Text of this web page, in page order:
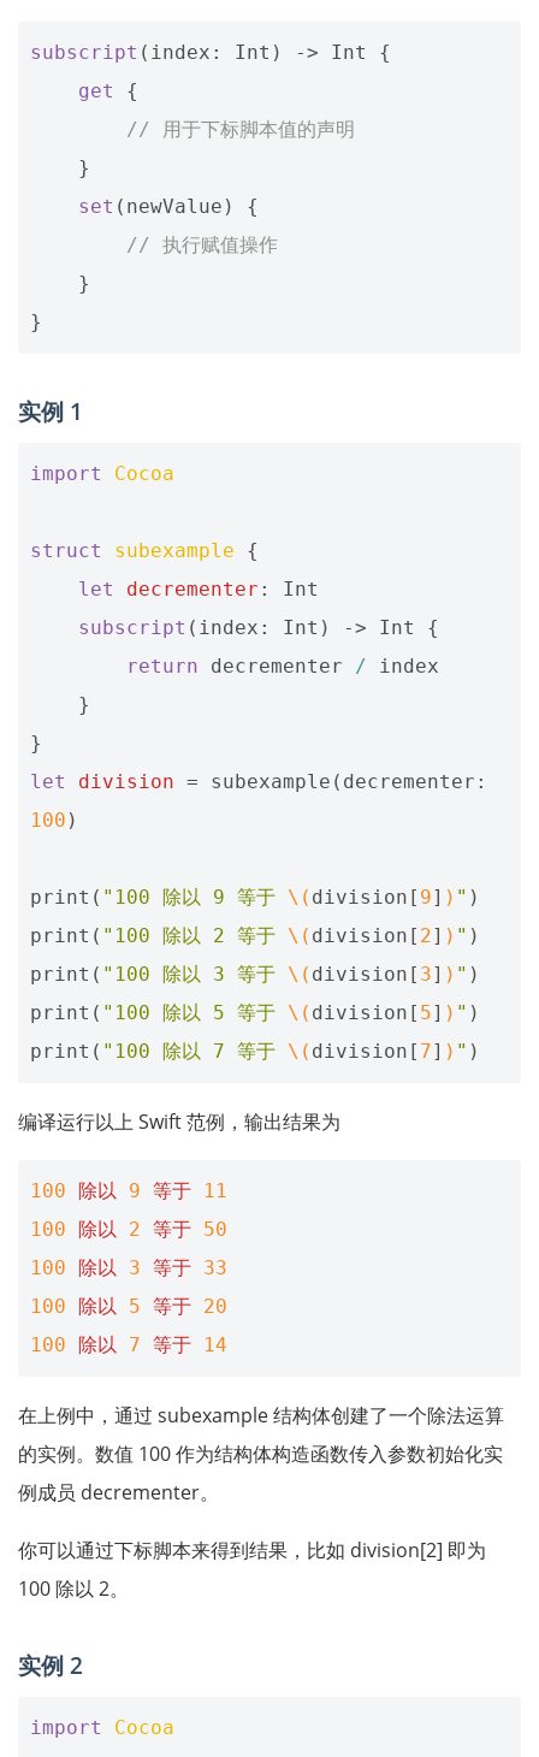
subscript ( index : Int ) -> Int
{
get
{
// 用于下标脚本值的声明
}
set ( newValue )
{
// 执行赋值操作
}
}
实例 1
import Cocoa
struct subexample
{
let
decrementer :
Int
subscript ( index : Int ) -> Int
{
return
decrementer /
index
}
}
let
division = subexample ( decrementer :
100 )
print ( "100 除以 9 等于 \( division [ 9] ) " )
print ( "100 除以 2 等于 \( division [ 2] ) " )
print ( "100 除以 3 等于 \( division [ 3] ) " )
print ( "100 除以 5 等于 \( division [ 5] ) " )
print ( "100 除以 7 等于 \( division [ 7] ) " )
编译运行以上 Swift 范例，输出结果为
100 除以 9 等于
11
100
除以 2 等于 50
100
除以 3 等于 33
100
除以 5 等于 20
100
除以 7 等于 14
在上例中，通过 subexample 结构体创建了一个除法运算
的实例。数值 100 作为结构体构造函数传入参数初始化实
例成员 decrementer。
你可以通过下标脚本来得到结果，比如 division[2] 即为
100 除以 2。
实例 2
import Cocoa